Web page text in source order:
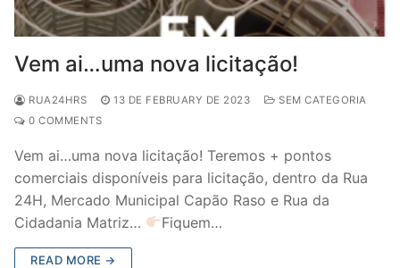
Vem ai…uma nova licitação!
RUA24HRS 13 DE FEBRUARY DE 2023
SEM CATEGORIA
0 COMMENTS
Vem ai…uma nova licitação! Teremos + pontos
comerciais disponíveis para licitação, dentro da Rua
24H, Mercado Municipal Capão Raso e Rua da
Cidadania Matriz…
Fiquem…
READ MORE →